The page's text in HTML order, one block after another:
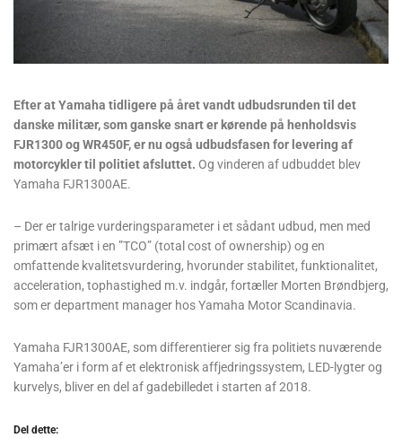
Efter at Yamaha tidligere på året vandt udbudsrunden til det
danske militær, som ganske snart er kørende på henholdsvis
FJR1300 og WR450F, er nu også udbudsfasen for levering af
motorcykler til politiet afsluttet. Og vinderen af udbuddet blev
Yamaha FJR1300AE.
– Der er talrige vurderingsparameter i et sådant udbud, men med
primært afsæt i en ”TCO” (total cost of ownership) og en
omfattende kvalitetsvurdering, hvorunder stabilitet, funktionalitet,
acceleration, tophastighed m.v. indgår, fortæller Morten Brøndbjerg,
som er department manager hos Yamaha Motor Scandinavia.
Yamaha FJR1300AE, som differentierer sig fra politiets nuværende
Yamaha’er i form af et elektronisk affjedringssystem, LED-lygter og
kurvelys, bliver en del af gadebilledet i starten af 2018.
Del dette: